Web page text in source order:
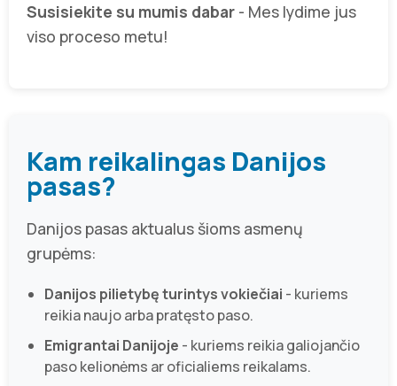
Susisiekite su mumis dabar - Mes lydime jus
viso proceso metu!
Kam reikalingas Danijos
pasas?
Danijos pasas aktualus šioms asmenų
grupėms:
Danijos pilietybę turintys vokiečiai - kuriems
reikia naujo arba pratęsto paso.
Emigrantai Danijoje - kuriems reikia galiojančio
paso kelionėms ar oficialiems reikalams.